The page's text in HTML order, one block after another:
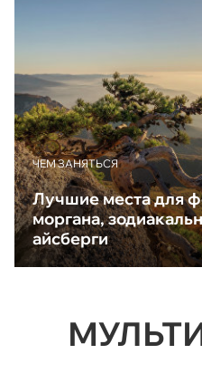
ЧЕМ ЗАНЯТЬСЯ
Лучшие места для
моргана,
айсберги